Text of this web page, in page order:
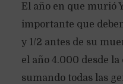
El año en que murió
importante que
y 1/2 antes de su
el año 4.000 desde
sumando todas las